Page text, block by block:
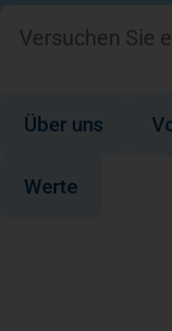
Über uns
Werte